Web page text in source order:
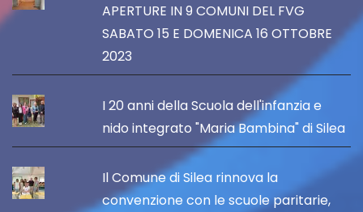
APERTURE IN 9 COMUNI DEL FVG
SABATO 15 E DOMENICA 16 OTTOBRE
2023
I 20 anni della Scuola dell'infanzia e
nido integrato "Maria Bambina" di Silea
Il Comune di Silea rinnova la
convenzione con le scuole paritarie,